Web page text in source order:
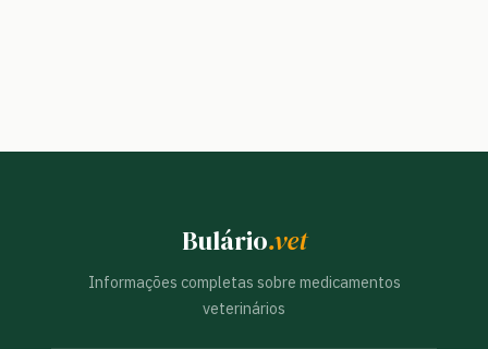
Bulário.vet
Informações completas sobre medicamentos
veterinários